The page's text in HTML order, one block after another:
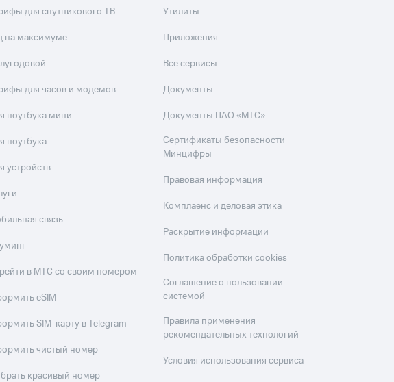
для спутникового ТВ
на максимуме
для часов и модемов
ноутбука мини
ноутбука
устройств
связь
в МТС со своим номером
eSIM
SIM-карту в Telegram
чистый номер
красивый номер
Утилиты
Приложения
Все сервисы
Документы
Документы ПАО «МТС»
Сертификаты безопасности
Минцифры
Правовая информация
Комплаенс и деловая этика
Раскрытие информации
Политика обработки cookies
Соглашение о пользовании
системой
Правила применения
рекомендательных технологий
Условия использования сервиса